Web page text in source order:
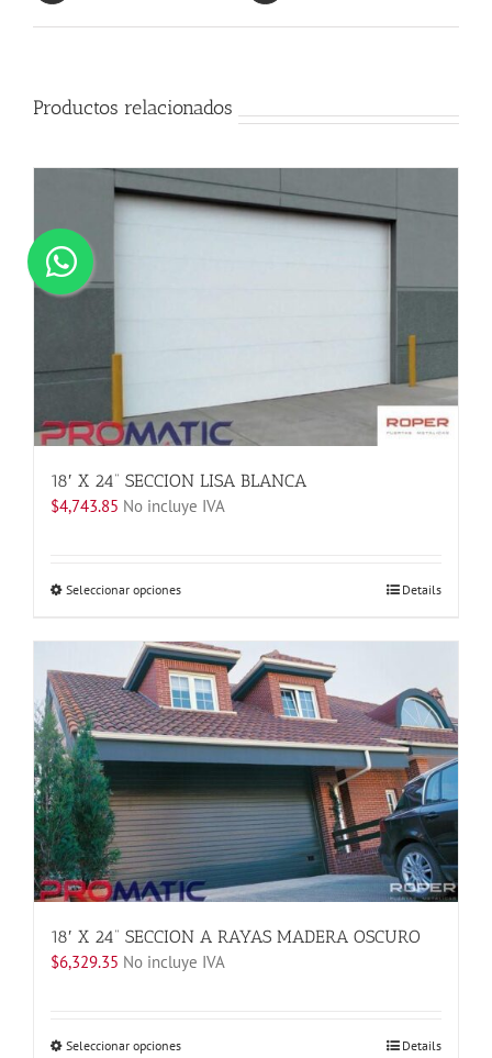
Productos relacionados
18′ X 24” SECCION LISA BLANCA
$4,743.85 No incluye IVA
Seleccionar opcionesEste
tiene
múltiples
variantes.
Las
opciones
se
elegir
en
la
página
de
producto
Details
18′ X 24” SECCION A RAYAS MADERA OSCURO
$6,329.35 No incluye IVA
Seleccionar opcionesEste
Details